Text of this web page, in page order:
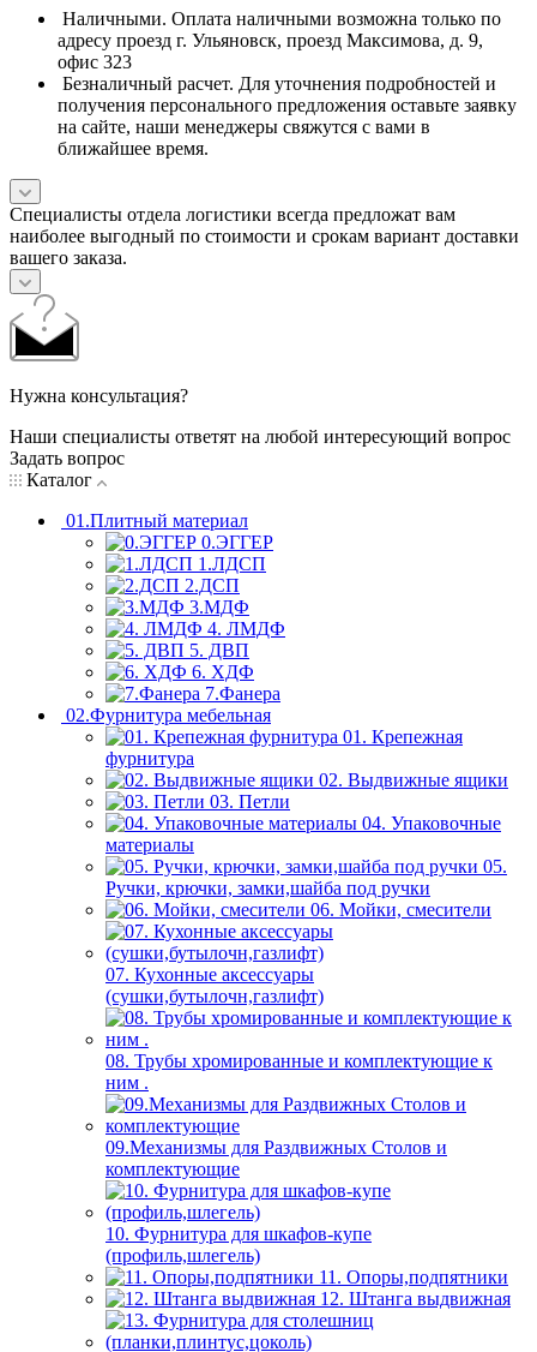
Наличными. Оплата наличными возможна только по
адресу проезд г. Ульяновск, проезд Максимова, д. 9,
офис 323
Безналичный расчет. Для уточнения подробностей и
получения персонального предложения оставьте заявку
на сайте, наши менеджеры свяжутся с вами в
ближайшее время.
Специалисты отдела логистики всегда предложат вам
наиболее выгодный по стоимости и срокам вариант доставки
вашего заказа.
Нужна консультация?
Наши специалисты ответят на любой интересующий вопрос
Задать вопрос
Каталог
01.Плитный материал
0.ЭГГЕР
1.ЛДСП
2.ДСП
3.МДФ
4. ЛМДФ
5. ДВП
6. ХДФ
7.Фанера
02.Фурнитура мебельная
01. Крепежная
фурнитура
02. Выдвижные ящики
03. Петли
04. Упаковочные
материалы
05.
Ручки, крючки, замки,шайба под ручки
06. Мойки, смесители
07. Кухонные аксессуары
(сушки,бутылочн,газлифт)
08. Трубы хромированные и комплектующие к
ним .
09.Механизмы для Раздвижных Столов и
комплектующие
10. Фурнитура для шкафов-купе
(профиль,шлегель)
11. Опоры,подпятники
12. Штанга выдвижная